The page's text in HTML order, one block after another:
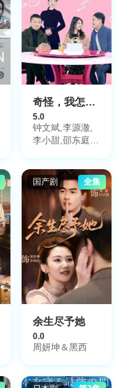
奇怪，我怎么会单身？
5.0
钟文斌,李源澈,
李小甜,邵东庭,
国产剧 全集
余生尽予她
0.0
周妍坤＆黑西